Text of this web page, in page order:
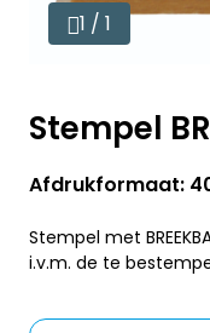
1 / 1
Stempel
Afdrukformaat:
Stempel met
i.v.m. de te